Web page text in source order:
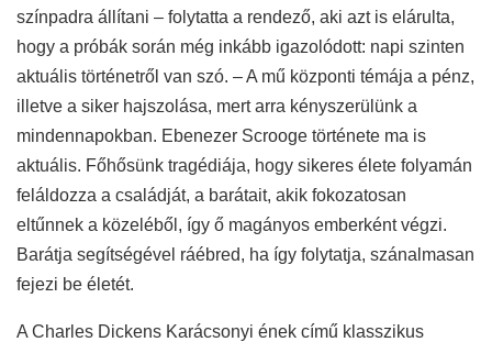
színpadra állítani – folytatta a rendező, aki azt is elárulta,
hogy a próbák során még inkább igazolódott: napi szinten
aktuális történetről van szó. – A mű központi témája a pénz,
illetve a siker hajszolása, mert arra kényszerülünk a
mindennapokban. Ebenezer Scrooge története ma is
aktuális. Főhősünk tragédiája, hogy sikeres élete folyamán
feláldozza a családját, a barátait, akik fokozatosan
eltűnnek a közeléből, így ő magányos emberként végzi.
Barátja segítségével ráébred, ha így folytatja, szánalmasan
fejezi be életét.
A Charles Dickens Karácsonyi ének című klasszikus